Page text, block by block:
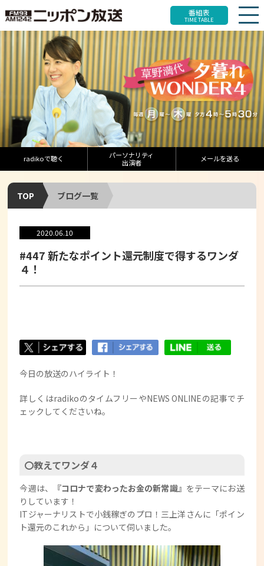
番組表
TIME TABLE
radikoで聴く
パーソナリティ
出演者
メールを送る
TOP ブログ一覧
2020.06.10
#447 新たなポイント還元制度で得するワンダ
４！
今日の放送のハイライト！
詳しくはradikoのタイムフリーやNEWS ONLINEの記事でチ
ェックしてくださいね。
〇教えてワンダ４
今週は、 『コロナで変わったお金の新常識』 をテーマにお送
りしています！
ITジャーナリストで小銭稼ぎのプロ！三上洋さんに「ポイン
ト還元のこれから」について伺いました。